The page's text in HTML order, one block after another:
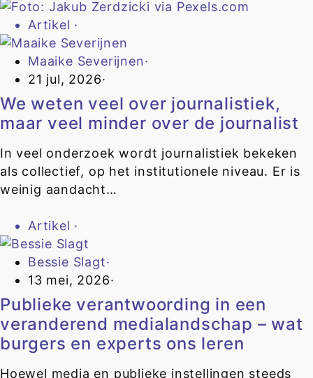
Artikel ·
Maaike Severijnen·
21 jul, 2026·
We weten veel over journalistiek,
maar veel minder over de journalist
In veel onderzoek wordt journalistiek bekeken
als collectief, op het institutionele niveau. Er is
weinig aandacht…
Artikel ·
Bessie Slagt·
13 mei, 2026·
Publieke verantwoording in een
veranderend medialandschap – wat
burgers en experts ons leren
Hoewel media en publieke instellingen steeds